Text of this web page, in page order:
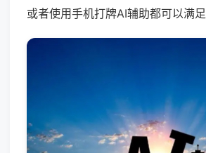
或者使用手机打牌AI辅助都可以满足